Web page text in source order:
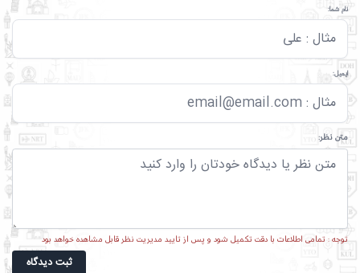
نام شما:
ایمیل:
متن نظر:
توجه : تمامی اطلاعات با دقت تکمیل شود و پس از تایید مدیریت نظر قابل مشاهده خواهد بود
ثبت دیدگاه